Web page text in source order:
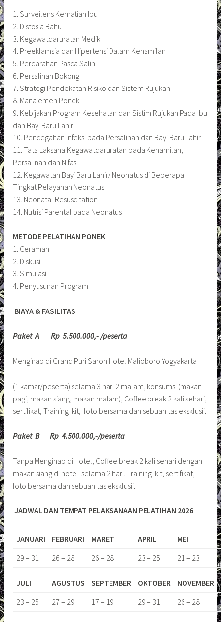
1. Surveilens Kematian Ibu
2. Distosia Bahu
3. Kegawatdaruratan Medik
4. Preeklamsia dan Hipertensi Dalam Kehamilan
5. Perdarahan Pasca Salin
6. Persalinan Bokong
7. Strategi Pendekatan Risiko dan Sistem Rujukan
8. Manajemen Ponek
9. Kebijakan Program Kesehatan dan Sistim Rujukan Pada Ibu
dan Bayi Baru Lahir
10. Pencegahan Infeksi pada Persalinan dan Bayi Baru Lahir
11. Tata Laksana Kegawatdaruratan pada Kehamilan,
Persalinan dan Nifas
12. Kegawatan Bayi Baru Lahir/ Neonatus di Beberapa
Tingkat Pelayanan Neonatus
13. Neonatal Resuscitation
14. Nutrisi Parental pada Neonatus
METODE PELATIHAN PONEK
1. Ceramah
2. Diskusi
3. Simulasi
4. Penyusunan Program
BIAYA & FASILITAS
Paket A Rp 5.500.000,- /peserta
Menginap di Grand Puri Saron Hotel Malioboro Yogyakarta
(1 kamar/peserta) selama 3 hari 2 malam, konsumsi (makan
pagi, makan siang, makan malam), Coffee break 2 kali sehari,
sertifikat, Training kit, foto bersama dan sebuah tas eksklusif.
Paket B Rp 4.500.000,-/peserta
Tanpa Menginap di Hotel, Coffee break 2 kali sehari dengan
makan siang di hotel selama 2 hari. Training kit, sertifikat,
foto bersama dan sebuah tas eksklusif.
JADWAL DAN TEMPAT PELAKSANAAN PELATIHAN 2026
JANUARI FEBRUARI MARET APRIL MEI
29 – 31
26 – 28 26 – 28 23 – 25 21 – 23
JULI AGUSTUS SEPTEMBER OKTOBER NOVEMBER
23 – 25
27 – 29 17 – 19 29 – 31 26 – 28